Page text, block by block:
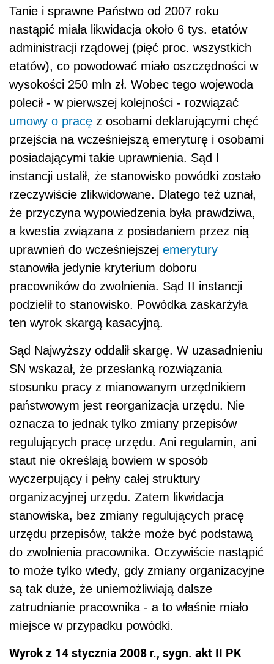
Tanie i sprawne Państwo od 2007 roku
nastąpić miała likwidacja około 6 tys. etatów
administracji rządowej (pięć proc. wszystkich
etatów), co powodować miało oszczędności w
wysokości 250 mln zł. Wobec tego wojewoda
polecił - w pierwszej kolejności - rozwiązać
umowy o pracę z osobami deklarującymi chęć
przejścia na wcześniejszą emeryturę i osobami
posiadającymi takie uprawnienia. Sąd I
instancji ustalił, że stanowisko powódki zostało
rzeczywiście zlikwidowane. Dlatego też uznał,
że przyczyna wypowiedzenia była prawdziwa,
a kwestia związana z posiadaniem przez nią
uprawnień do wcześniejszej emerytury
stanowiła jedynie kryterium doboru
pracowników do zwolnienia. Sąd II instancji
podzielił to stanowisko. Powódka zaskarżyła
ten wyrok skargą kasacyjną.
Sąd Najwyższy oddalił skargę. W uzasadnieniu
SN wskazał, że przesłanką rozwiązania
stosunku pracy z mianowanym urzędnikiem
państwowym jest reorganizacja urzędu. Nie
oznacza to jednak tylko zmiany przepisów
regulujących pracę urzędu. Ani regulamin, ani
staut nie określają bowiem w sposób
wyczerpujący i pełny całej struktury
organizacyjnej urzędu. Zatem likwidacja
stanowiska, bez zmiany regulujących pracę
urzędu przepisów, także może być podstawą
do zwolnienia pracownika. Oczywiście nastąpić
to może tylko wtedy, gdy zmiany organizacyjne
są tak duże, że uniemożliwiają dalsze
zatrudnianie pracownika - a to właśnie miało
miejsce w przypadku powódki.
Wyrok z 14 stycznia 2008 r., sygn. akt II PK